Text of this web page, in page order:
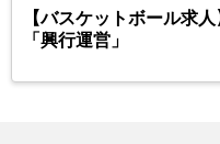
【バスケットボール求
「興行運営」